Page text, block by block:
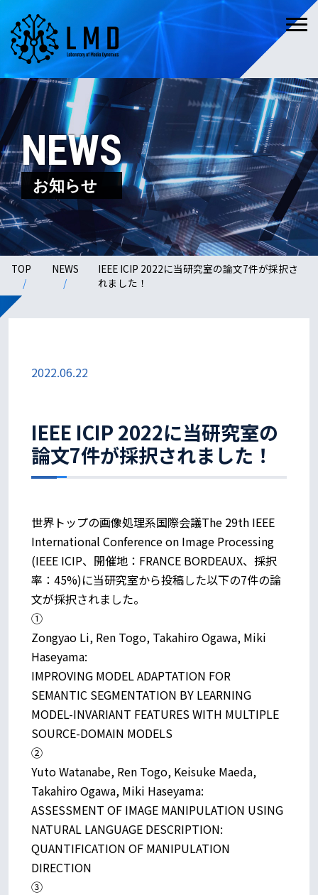
NEWS
お知らせ
TOP NEWS
IEEE ICIP 2022に当研究室の論文7件が採択さ
れました！
2022.06.22
IEEE ICIP 2022に当研究室の
論文7件が採択されました！
世界トップの画像処理系国際会議The 29th IEEE
International Conference on Image Processing
(IEEE ICIP、開催地：FRANCE BORDEAUX、採択
率：45%)に当研究室から投稿した以下の7件の論
文が採択されました。
①
Zongyao Li, Ren Togo, Takahiro Ogawa, Miki
Haseyama:
IMPROVING MODEL ADAPTATION FOR
SEMANTIC SEGMENTATION BY LEARNING
MODEL-INVARIANT FEATURES WITH MULTIPLE
SOURCE-DOMAIN MODELS
②
Yuto Watanabe, Ren Togo, Keisuke Maeda,
Takahiro Ogawa, Miki Haseyama:
ASSESSMENT OF IMAGE MANIPULATION USING
NATURAL LANGUAGE DESCRIPTION:
QUANTIFICATION OF MANIPULATION
DIRECTION
③